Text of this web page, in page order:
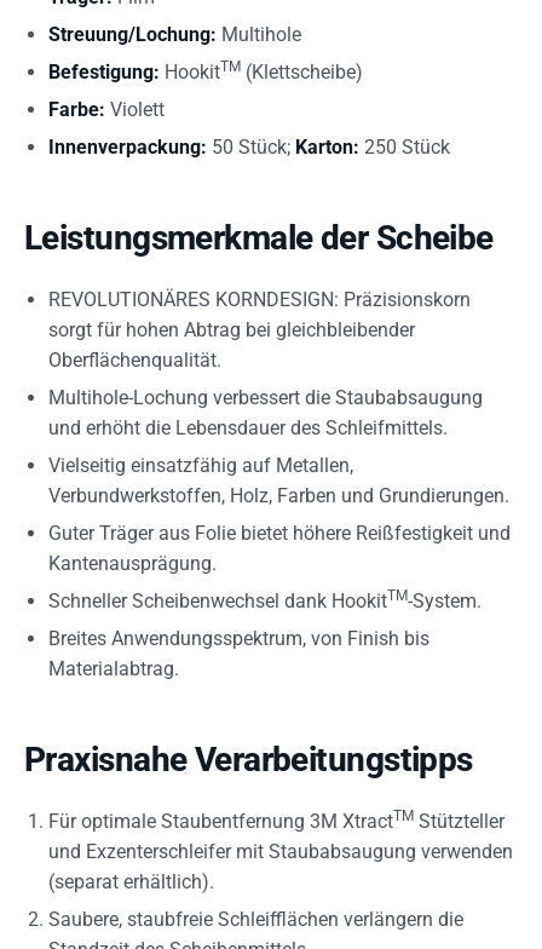
Streuung/Lochung: Multihole
Befestigung: HookitTM (Klettscheibe)
Farbe: Violett
Innenverpackung: 50 Stück; Karton: 250 Stück
Leistungsmerkmale der Scheibe
REVOLUTIONÄRES KORNDESIGN: Präzisionskorn
sorgt für hohen Abtrag bei gleichbleibender
Oberflächenqualität.
Multihole-Lochung verbessert die Staubabsaugung
und erhöht die Lebensdauer des Schleifmittels.
Vielseitig einsatzfähig auf Metallen,
Verbundwerkstoffen, Holz, Farben und Grundierungen.
Guter Träger aus Folie bietet höhere Reißfestigkeit und
Kantenausprägung.
Schneller Scheibenwechsel dank HookitTM-System.
Breites Anwendungsspektrum, von Finish bis
Materialabtrag.
Praxisnahe Verarbeitungstipps
Für optimale Staubentfernung 3M XtractTM Stützteller
und Exzenterschleifer mit Staubabsaugung verwenden
(separat erhältlich).
Saubere, staubfreie Schleifflächen verlängern die